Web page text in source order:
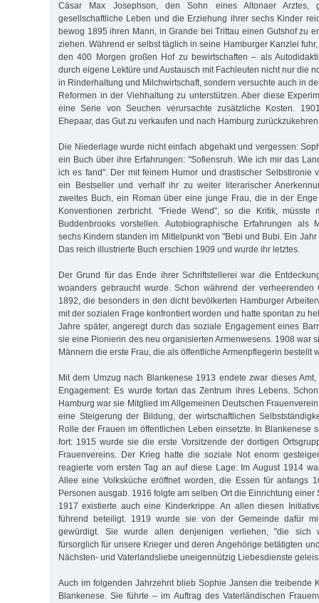
Cäsar Max Josephson, den Sohn eines Altonaer Arztes,
gesellschaftliche Leben und die Erziehung ihrer sechs Kinder
bewog 1895 ihren Mann, in Grande bei Trittau einen Gutshof zu
ziehen. Während er selbst täglich in seine Hamburger Kanzlei
den 400 Morgen großen Hof zu bewirtschaften – als
durch eigene Lektüre und Austausch mit Fachleuten nicht nur die
in Rinderhaltung und Milchwirtschaft, sondern versuchte auch in
Reformen in der Viehhaltung zu unterstützen. Aber diese
eine Serie von Seuchen verursachte zusätzliche Kosten.
Ehepaar, das Gut zu verkaufen und nach Hamburg
Die Niederlage wurde nicht einfach abgehakt und vergessen:
ein Buch über ihre Erfahrungen: "Sofiensruh. Wie ich mir das
ich es fand". Der mit feinem Humor und drastischer Selbstironie
ein Bestseller und verhalf ihr zu weiter literarischer
zweites Buch, ein Roman über eine junge Frau, die in der
Konventionen zerbricht. "Friede Wend", so die Kritik,
Buddenbrooks vorstellen. Autobiographische Erfahrungen als
sechs Kindern standen im Mittelpunkt von "Bebi und Bubi. Ein
Das reich illustrierte Buch erschien 1909 und wurde ihr letztes.
Der Grund für das Ende ihrer Schriftstellerei war die
woanders gebraucht wurde. Schon während der verheerenden
1892, die besonders in den dicht bevölkerten Hamburger
mit der sozialen Frage konfrontiert worden und hatte spontan zu
Jahre später, angeregt durch das soziale Engagement eines
sie eine Pionierin des neu organisierten Armenwesens. 1908 war
Männern die erste Frau, die als öffentliche Armenpflegerin bestellt
Mit dem Umzug nach Blankenese 1913 endete zwar dieses
Engagement: Es wurde fortan das Zentrum ihres Lebens.
Hamburg war sie Mitglied im Allgemeinen Deutschen
eine Steigerung der Bildung, der wirtschaftlichen
Rolle der Frauen im öffentlichen Leben einsetzte. In Blankenese
fort: 1915 wurde sie die erste Vorsitzende der dortigen
Frauenvereins. Der Krieg hatte die soziale Not enorm
reagierte vom ersten Tag an auf diese Lage: Im August 1914
Allee eine Volksküche eröffnet worden, die Essen für anfangs
Personen ausgab. 1916 folgte am selben Ort die Einrichtung einer
1917 existierte auch eine Kinderkrippe. An allen diesen
führend beteiligt. 1919 wurde sie von der Gemeinde dafür
gewürdigt. Sie wurde allen denjenigen verliehen, "die sich
fürsorglich für unsere Krieger und deren Angehörige betätigten
Nächsten- und Vaterlandsliebe uneigennützig Liebesdienste
Auch im folgenden Jahrzehnt blieb Sophie Jansen die treibende
Blankenese. Sie führte – im Auftrag des Vaterländischen